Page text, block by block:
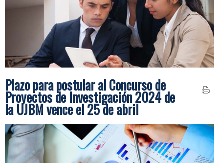
Plazo para postular al Concurso de
Proyectos de Investigación 2024 de
la UJBM vence el 25 de abril